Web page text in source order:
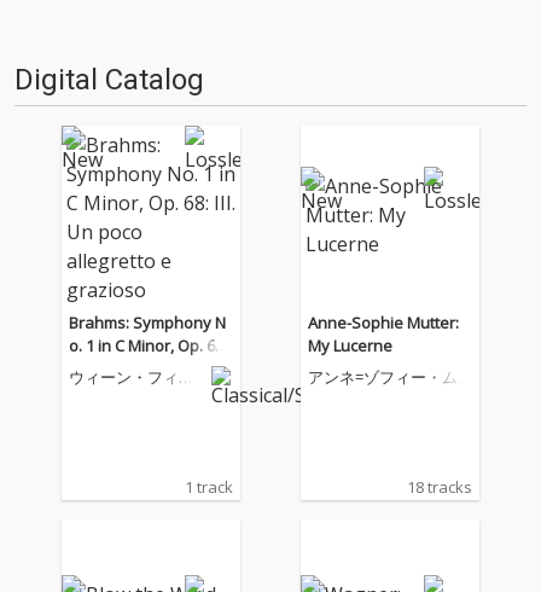
Digital Catalog
Brahms: Symphony N
o. 1 in C Minor, Op. 68:
III. Un poco allegretto
e grazioso
ウィーン・フィル
1 track
Anne-Sophie Mutter:
My Lucerne
アンネ=ゾフィー・ム
18 tracks